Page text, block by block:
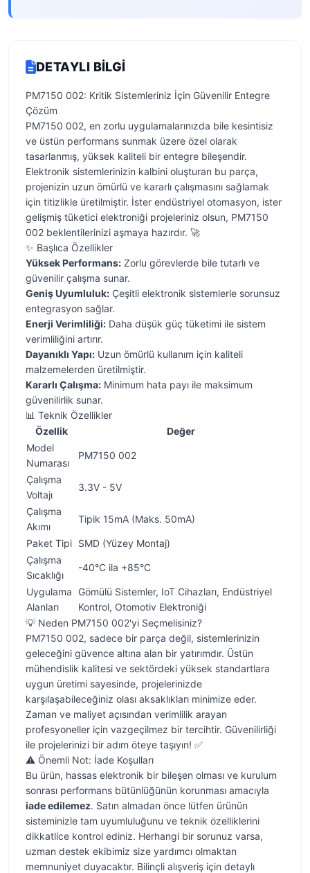
DETAYLI BILGI
PM7150 002: Kritik Sistemleriniz İçin Güvenilir Entegre
Çözüm
PM7150 002, en zorlu uygulamalarınızda bile kesintisiz
ve üstün performans sunmak üzere özel olarak
tasarlanmış, yüksek kaliteli bir entegre bileşendir.
Elektronik sistemlerinizin kalbini oluşturan bu parça,
projenizin uzun ömürlü ve kararlı çalışmasını sağlamak
için titizlikle üretilmiştir. İster endüstriyel otomasyon, ister
gelişmiş tüketici elektroniği projeleriniz olsun, PM7150
002 beklentilerinizi aşmaya hazırdır. 🚀
✨ Başlıca Özellikler
Yüksek Performans: Zorlu görevlerde bile tutarlı ve
güvenilir çalışma sunar.
Geniş Uyumluluk: Çeşitli elektronik sistemlerle sorunsuz
entegrasyon sağlar.
Enerji Verimliliği: Daha düşük güç tüketimi ile sistem
verimliliğini artırır.
Dayanıklı Yapı: Uzun ömürlü kullanım için kaliteli
malzemelerden üretilmiştir.
Kararlı Çalışma: Minimum hata payı ile maksimum
güvenilirlik sunar.
📊 Teknik Özellikler
Özellik
Değer
Model
Numarası
PM7150 002
Çalışma
Voltajı
3.3V - 5V
Çalışma
Akımı
Tipik 15mA (Maks. 50mA)
Paket Tipi SMD (Yüzey Montaj)
Çalışma
Sıcaklığı
-40°C ila +85°C
Uygulama
Alanları
Gömülü Sistemler, IoT Cihazları, Endüstriyel
Kontrol, Otomotiv Elektroniği
💡 Neden PM7150 002'yi Seçmelisiniz?
PM7150 002, sadece bir parça değil, sistemlerinizin
geleceğini güvence altına alan bir yatırımdır. Üstün
mühendislik kalitesi ve sektördeki yüksek standartlara
uygun üretimi sayesinde, projelerinizde
karşılaşabileceğiniz olası aksaklıkları minimize eder.
Zaman ve maliyet açısından verimlilik arayan
profesyoneller için vazgeçilmez bir tercihtir. Güvenilirliği
ile projelerinizi bir adım öteye taşıyın! ✅
⚠️ Önemli Not: İade Koşulları
Bu ürün, hassas elektronik bir bileşen olması ve kurulum
sonrası performans bütünlüğünün korunması amacıyla
iade edilemez. Satın almadan önce lütfen ürünün
sisteminizle tam uyumluluğunu ve teknik özelliklerini
dikkatlice kontrol ediniz. Herhangi bir sorunuz varsa,
uzman destek ekibimiz size yardımcı olmaktan
memnuniyet duyacaktır. Bilinçli alışveriş için detaylı